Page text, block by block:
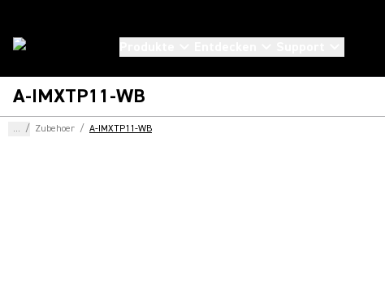
A-IMXTP11-WB
... / Zubehoer / A-IMXTP11-WB